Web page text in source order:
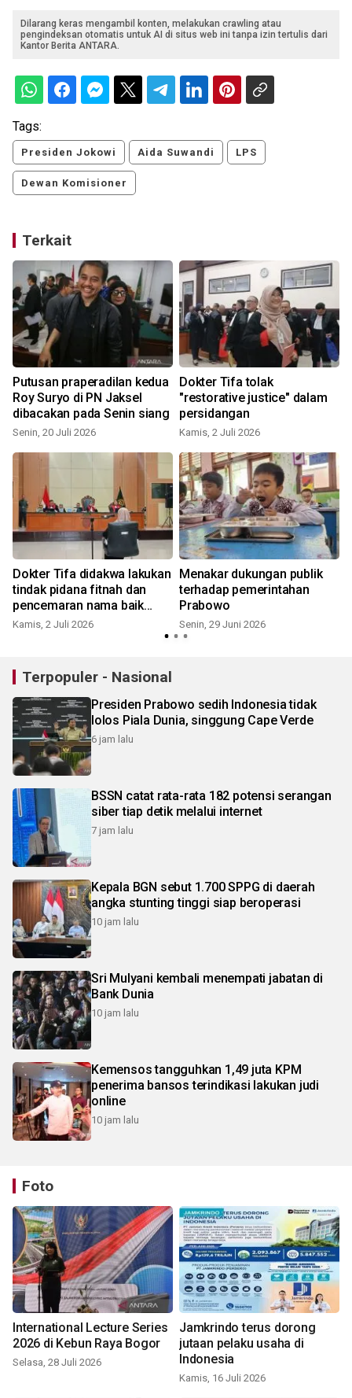
Dilarang keras mengambil konten, melakukan crawling atau
pengindeksan otomatis untuk AI di situs web ini tanpa izin tertulis dari
Kantor Berita ANTARA.
Tags:
Presiden Jokowi Aida Suwandi LPS
Dewan Komisioner
Terkait
Putusan praperadilan kedua
Roy Suryo di PN Jaksel
dibacakan pada Senin siang
Senin, 20 Juli 2026
Dokter Tifa tolak
"restorative justice" dalam
persidangan
Kamis, 2 Juli 2026
Dokter Tifa didakwa lakukan
tindak pidana fitnah dan
pencemaran nama baik
Jokowi
Kamis, 2 Juli 2026
Menakar dukungan publik
terhadap pemerintahan
Prabowo
Senin, 29 Juni 2026
Terpopuler - Nasional
Presiden Prabowo sedih Indonesia tidak
lolos Piala Dunia, singgung Cape Verde
6 jam lalu
BSSN catat rata-rata 182 potensi serangan
siber tiap detik melalui internet
7 jam lalu
Kepala BGN sebut 1.700 SPPG di daerah
angka stunting tinggi siap beroperasi
10 jam lalu
Sri Mulyani kembali menempati jabatan di
Bank Dunia
10 jam lalu
Kemensos tangguhkan 1,49 juta KPM
penerima bansos terindikasi lakukan judi
online
10 jam lalu
Foto
International Lecture Series
2026 di Kebun Raya Bogor
Selasa, 28 Juli 2026
Jamkrindo terus dorong
jutaan pelaku usaha di
Indonesia
Kamis, 16 Juli 2026